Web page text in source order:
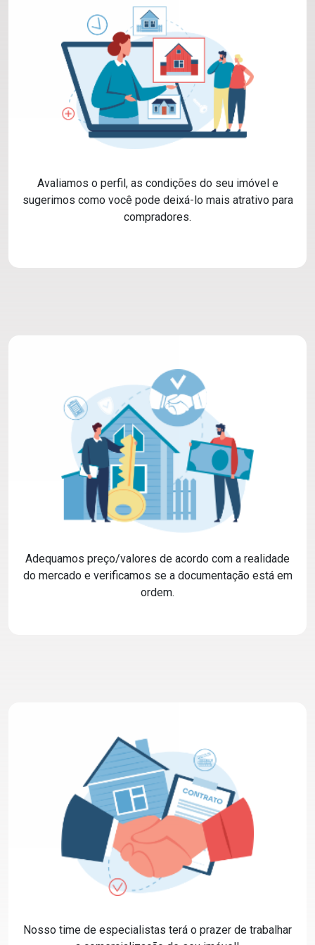
Avaliamos o perfil, as condições do seu imóvel e
sugerimos como você pode deixá-lo mais atrativo para
compradores.
Adequamos preço/valores de acordo com a realidade
do mercado e verificamos se a documentação está em
ordem.
Nosso time de especialistas terá o prazer de trabalhar